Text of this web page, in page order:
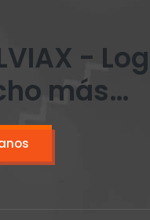
-
más…